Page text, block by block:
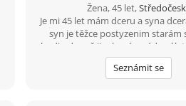
Žena, 45 let,
Je mi 45 let mám dceru a syna
syn je těžce postyzenim starám
hodin denně jinak mám ráda
kino dojdu s někým na kafe
Seznámit se